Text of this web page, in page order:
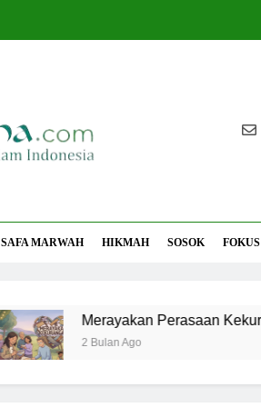
SAFA MARWAH HIKMAH SOSOK FOKUS
Merayakan Perasaan Kekurangan
2 Bulan Ago